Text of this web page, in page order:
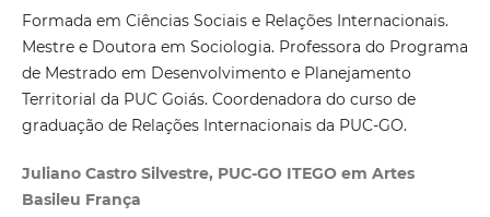
Formada em Ciências Sociais e Relações Internacionais.
Mestre e Doutora em Sociologia. Professora do Programa
de Mestrado em Desenvolvimento e Planejamento
Territorial da PUC Goiás. Coordenadora do curso de
graduação de Relações Internacionais da PUC-GO.
Juliano Castro Silvestre, PUC-GO ITEGO em Artes
Basileu França